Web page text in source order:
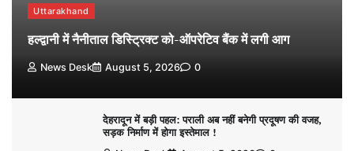
Uttarakhand
हल्द्वानी में नैनीताल डिस्ट्रिक्ट को-ऑपरेटिव बैंक में लगी आग
News Desk August 5, 2026 0
देहरादून में बड़ी पहल: पराली अब नहीं बनेगी प्रदूषण की वजह,
सड़क निर्माण में होगा इस्तेमाल !